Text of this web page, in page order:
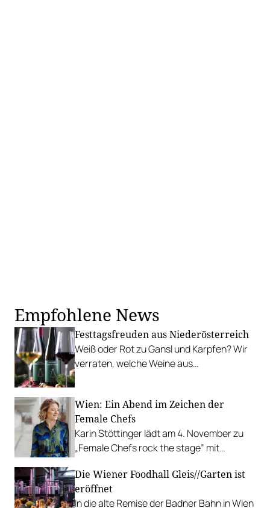
Empfohlene News
Festtagsfreuden aus Niederösterreich
Weiß oder Rot zu Gansl und Karpfen? Wir
verraten, welche Weine aus
Wien: Ein Abend im Zeichen der
Female Chefs
Karin Stöttinger lädt am 4. November zu
„Female Chefs rock the stage” mit
und Sommelièren.
Die Wiener Foodhall Gleis//Garten ist
eröffnet
In die alte Remise der Badner Bahn in Wien